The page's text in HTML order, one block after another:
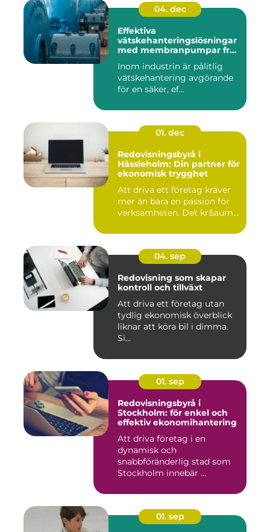
04. dec
Effektiva
vätskehanteringslösningar
med membranpumpar från
Inom industrin är pålitlig
vätskehantering avgörande
för en säker, ef...
01. dec
Redovisningsbyrå i
Hässleholm: Din partner för
ekonomisk trygghet
Att driva ett företag kräver
mer än bara en passion för
verksamheten. Det kr&aum...
04. sep
Redovisning som skapar
kontroll och tillväxt
Att driva ett företag utan
tydlig ekonomisk överblick
liknar att köra bil i dimma.
Si...
01. sep
Redovisningsbyrå i
Stockholm: för enkel och
effektiv ekonomihantering
Att driva företag i en
dynamisk och
snabbföränderlig stad som
Stockholm innebär ...
01. sep